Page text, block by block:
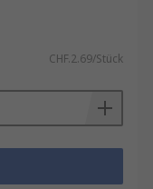
CHF.2.69/Stück